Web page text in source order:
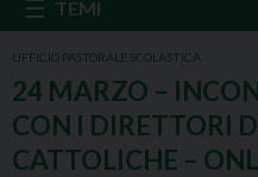
UFFICIO PASTORALE SCOLASTICA
24 MARZO –
CON I DIRETTORI
CATTOLICHE –